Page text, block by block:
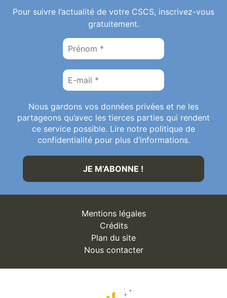
Pour suivre l’actualité de votre CSCS, inscrivez-vous
gratuitement.
Nous gardons vos données privées et ne les
partageons qu’avec les tierces parties qui rendent
ce service possible. Lire notre politique de
confidentialité pour plus d’informations.
Mentions légales
Crédits
Plan du site
Nous contacter